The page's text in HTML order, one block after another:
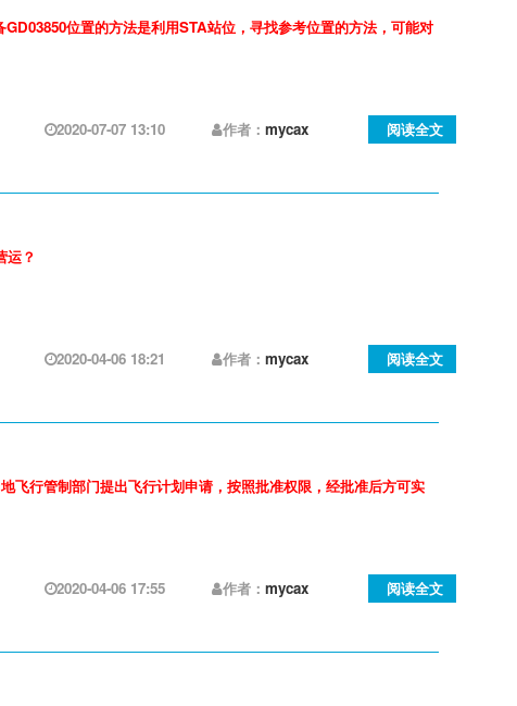
位置的方法是利用STA站位，寻找参考位置的方法，可能对
2020-07-07 13:10 作者： mycax 阅读全文
运？
2020-04-06 18:21 作者： mycax 阅读全文
飞行管制部门提出飞行计划申请，按照批准权限，经批准后方可实
2020-04-06 17:55 作者： mycax 阅读全文